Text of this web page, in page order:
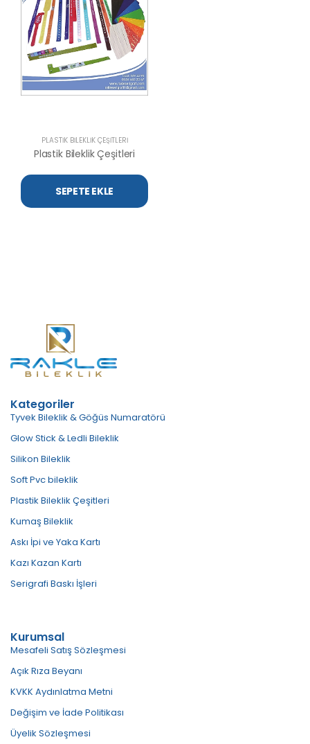
PLASTIK BILEKLIK ÇEŞITLERI
Plastik Bileklik Çeşitleri
SEPETE EKLE
Kategoriler
Tyvek Bileklik & Göğüs Numaratörü
Glow Stick & Ledli Bileklik
Silikon Bileklik
Soft Pvc bileklik
Plastik Bileklik Çeşitleri
Kumaş Bileklik
Askı İpi ve Yaka Kartı
Kazı Kazan Kartı
Serigrafi Baskı İşleri
Kurumsal
Mesafeli Satış Sözleşmesi
Açık Rıza Beyanı
KVKK Aydınlatma Metni
Değişim ve İade Politikası
Üyelik Sözleşmesi